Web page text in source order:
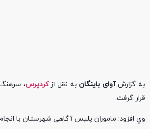
به گزارشآوای باینگانبه نقل ازکردپرس،
قرار گرفت.
وي افزود: ماموران پليس آگاهی شهرستان با انجام کارهاي